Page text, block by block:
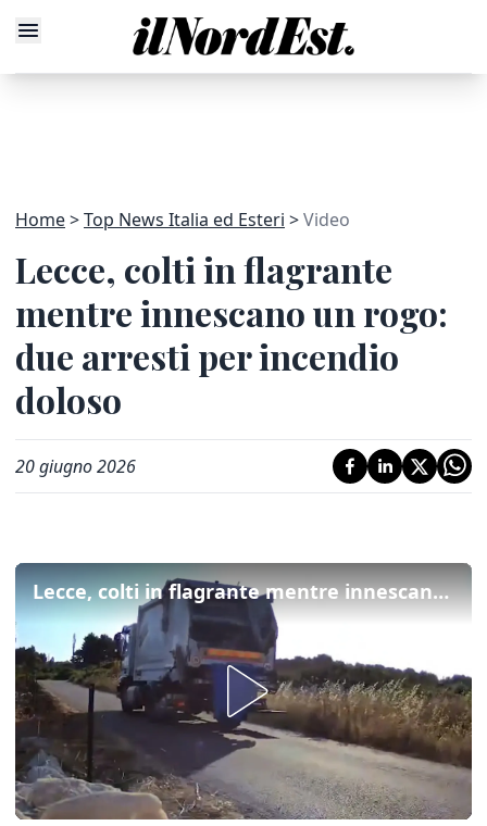
Home Top News Italia ed Esteri Video
Lecce, colti in flagrante
mentre innescano un rogo:
due arresti per incendio
doloso
20 giugno 2026
Lecce, colti in flagrante mentre innescano un rogo: due arresti per incendio doloso